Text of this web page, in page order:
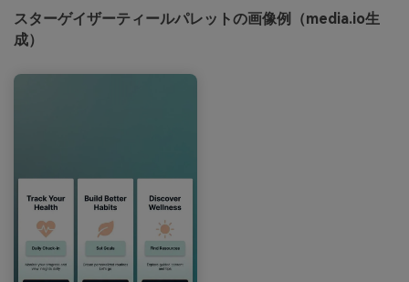
スターゲイザーティールパレットの画像例（media.io生
成）